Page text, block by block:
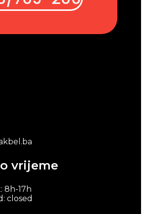
vrijeme
8h-17h
closed